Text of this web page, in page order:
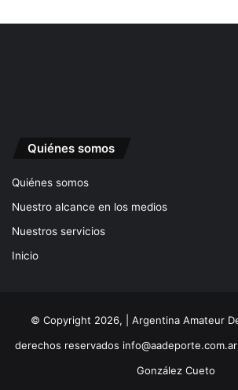
Quiénes somos
Quiénes somos
Nuestro alcance en los medios
Nuestros servicios
Inicio
© Copyright 2026, | Argentina Amateur
derechos reservados info@aadeporte.com.ar
González Cueto